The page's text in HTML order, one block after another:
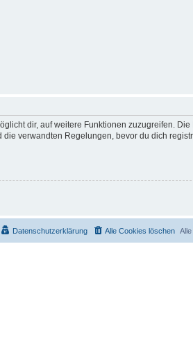
dir, auf weitere Funktionen zuzugreifen. Die
verwandten Regelungen, bevor du dich
Alle Cookies löschen
Datenschutzerklärung